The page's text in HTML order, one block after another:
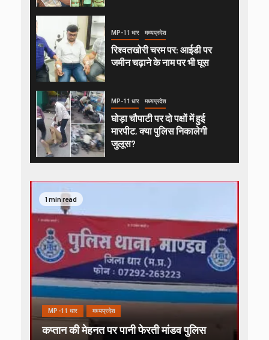
MP-11 धार मध्यप्रदेश
रिश्वतखोरी चरम पर: आईडी पर
जमीन चढ़ाने के नाम पर भी घूस
MP-11 धार मध्यप्रदेश
घोड़ा चौपाटी पर दो पक्षों में हुई
मारपीट, क्या पुलिस निकालेगी
जुलूस?
1 min read
MP-11 धार मध्यप्रदेश
कप्तान की मेहनत पर पानी फेरती मांडव पुलिस